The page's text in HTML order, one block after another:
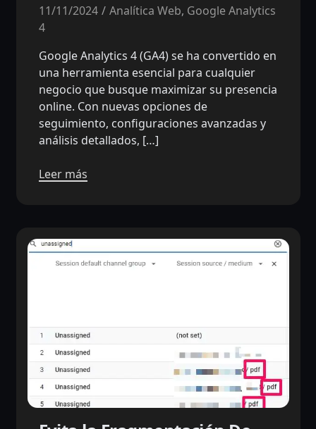
11/11/2024 Analítica Web, Google Analytics
4
Google Analytics 4 (GA4) se ha convertido en
una herramienta esencial para cualquier
negocio que busque maximizar su presencia
online. Con nuevas opciones de
seguimiento, configuraciones avanzadas y
análisis detallados, […]
Leer más